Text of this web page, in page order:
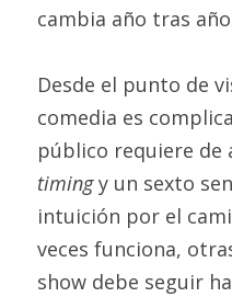
cambia año tras
Desde el punto de
comedia es
timing y un sexto
intuición por el
veces funciona,
show debe seguir